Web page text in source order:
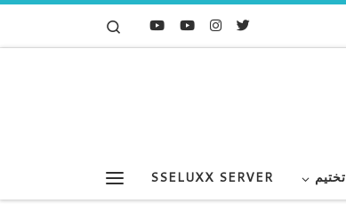
Skip to content
تختيم
SSELUXX SERVER